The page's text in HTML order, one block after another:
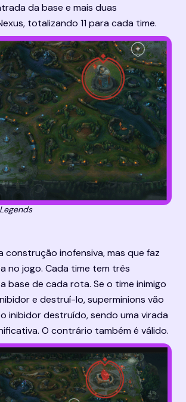
da base e mais duas
totalizando 11 para cada time.
construção inofensiva, mas que faz
no jogo. Cada time tem três
base de cada rota. Se o time inimigo
e destruí-lo, superminions vão
inibidor destruído, sendo uma virada
O contrário também é válido.